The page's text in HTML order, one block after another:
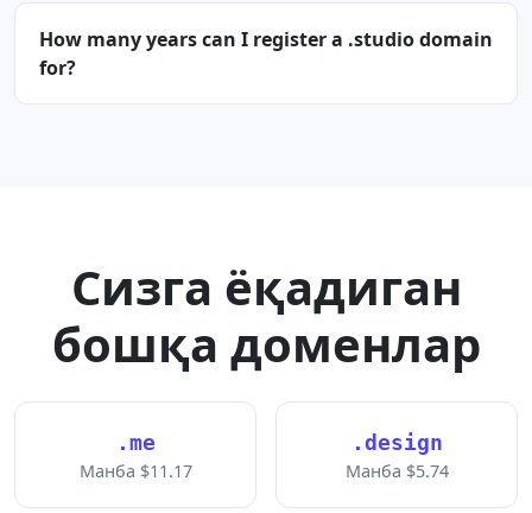
How many years can I register a .studio domain
for?
Сизга ёқадиган
бошқа доменлар
.me
Манба $11.17
.design
Манба $5.74